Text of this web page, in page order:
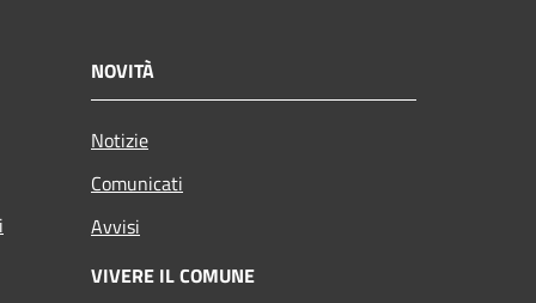
NOVITÀ
Notizie
Comunicati
Avvisi
VIVERE IL COMUNE